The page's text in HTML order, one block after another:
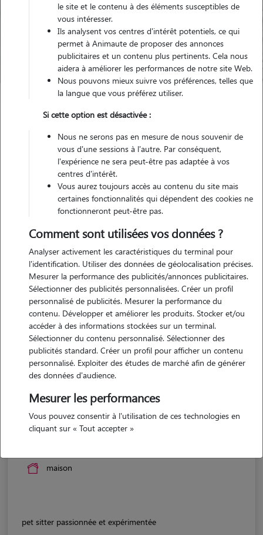
Pour quel animal ?
Trouver mon Pet Sitter
Doubs
Mouthe
Nos promeneurs et familles d'accueil
à Mouthe (25240)
Amaury
maison
pet sitter passionnée et expérimentée
le site et le contenu à des éléments susceptibles de
vous intéresser.
Ils analysent vos centres d'intérêt potentiels, ce qui
permet à Animaute de proposer des annonces
publicitaires et un contenu plus pertinents. Cela nous
aidera à améliorer les performances de notre site Web.
Nous pouvons mieux suivre vos préférences, telles que
la langue que vous préférez utiliser.
Si cette option est désactivée :
Nous ne serons pas en mesure de nous souvenir de
vous d'une sessions à l'autre. Par conséquent,
l'expérience ne sera peut-être pas adaptée à vos
centres d'intérêt.
Vous aurez toujours accès au contenu du site mais
certaines fonctionnalités qui dépendent des cookies ne
fonctionneront peut-être pas.
Comment sont utilisées vos données ?
Analyser activement les caractéristiques du terminal pour
l'identification. Utiliser des données de géolocalisation précises.
Mesurer la performance des publicités/annonces publicitaires.
Sélectionner des publicités personnalisées. Créer un profil
personnalisé de publicités. Mesurer la performance du
contenu. Développer et améliorer les produits. Stocker et/ou
accéder à des informations stockées sur un terminal.
Sélectionner du contenu personnalisé. Sélectionner des
publicités standard. Créer un profil pour afficher un contenu
personnalisé. Exploiter des études de marché afin de générer
des données d'audience.
Mesurer les performances
Vous pouvez consentir à l'utilisation de ces technologies en
cliquant sur « Tout accepter »